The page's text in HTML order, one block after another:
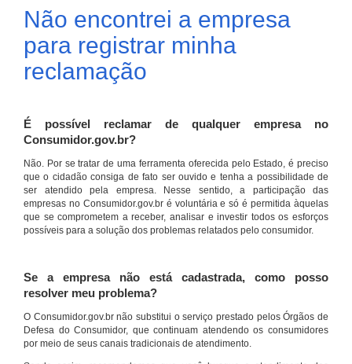
Não encontrei a empresa
para registrar minha
reclamação
É possível reclamar de qualquer empresa no
Consumidor.gov.br?
Não. Por se tratar de uma ferramenta oferecida pelo Estado, é preciso
que o cidadão consiga de fato ser ouvido e tenha a possibilidade de
ser atendido pela empresa. Nesse sentido, a participação das
empresas no Consumidor.gov.br é voluntária e só é permitida àquelas
que se comprometem a receber, analisar e investir todos os esforços
possíveis para a solução dos problemas relatados pelo consumidor.
Se a empresa não está cadastrada, como posso
resolver meu problema?
O Consumidor.gov.br não substitui o serviço prestado pelos Órgãos de
Defesa do Consumidor, que continuam atendendo os consumidores
por meio de seus canais tradicionais de atendimento.